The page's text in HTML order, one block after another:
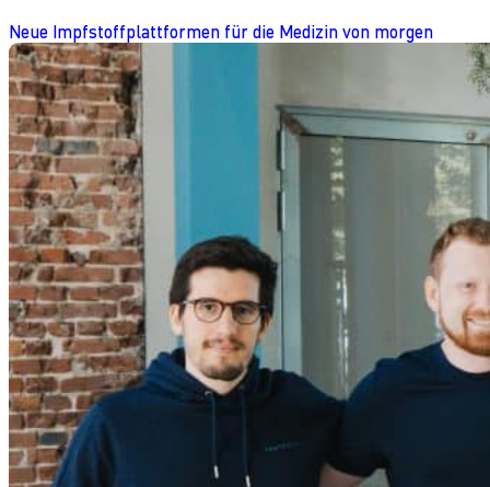
Neue Impfstoffplattformen für die Medizin von morgen